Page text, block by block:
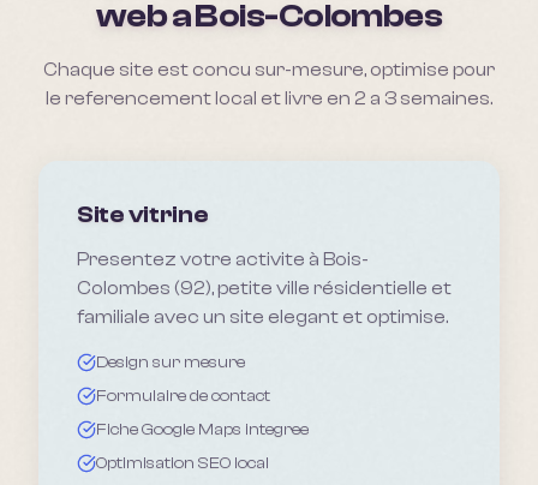
web aBois-Colombes
Chaque site est concu sur-mesure, optimise pour
le referencement local et livre en 2 a 3 semaines.
Site vitrine
Presentez votre activite à Bois-
Colombes (92), petite ville résidentielle et
familiale avec un site elegant et optimise.
Design sur mesure
Formulaire de contact
Fiche Google Maps integree
Optimisation SEO local